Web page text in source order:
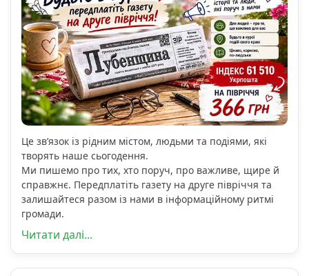
Це зв’язок із рідним містом, людьми та подіями, які
творять наше сьогодення.
Ми пишемо про тих, хто поруч, про важливе, щире й
справжнє. Передплатіть газету на друге півріччя та
залишайтеся разом із нами в інформаційному ритмі
громади.
Читати далі...